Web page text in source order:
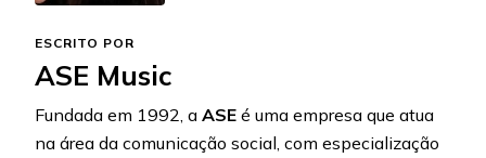
ESCRITO POR
ASE Music
Fundada em 1992, a ASE é uma empresa que atua
na área da comunicação social, com especialização